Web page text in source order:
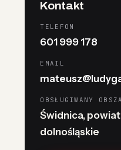
Kontakt
TELEFON
601 999 178
EMAIL
OBSŁUGIWANY
Świdnica,
dolnośląskie